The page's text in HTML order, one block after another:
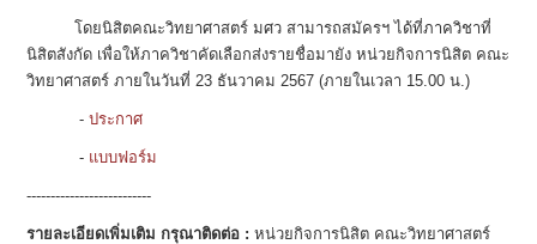
โดยนิสิตคณะวิทยาศาสตร์ มศว สามารถสมัครฯ ได้ที่ภาควิชาที่
นิสิตสังกัด เพื่อให้ภาควิชาคัดเลือกส่งรายชื่อมายัง หน่วยกิจการนิสิต คณะ
วิทยาศาสตร์ ภายในวันที่ 23 ธันวาคม 2567 (ภายในเวลา 15.00 น.)
-ประกาศ
- แบบฟอร์ม
--------------------------
รายละเอียดเพิ่มเติม กรุณาติดต่อ :หน่วยกิจการนิสิต คณะวิทยาศาสตร์